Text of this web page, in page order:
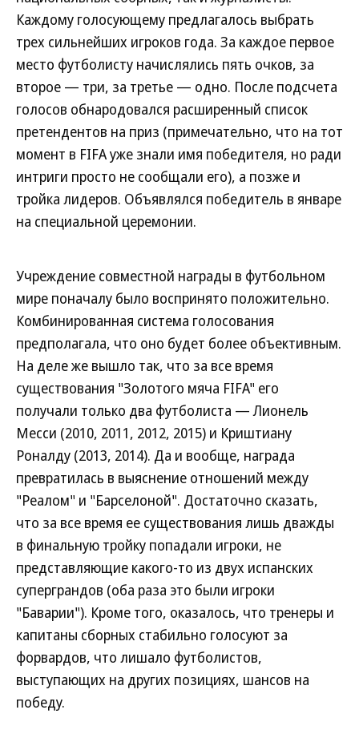
Каждому голосующему предлагалось выбрать
трех сильнейших игроков года. За каждое первое
место футболисту начислялись пять очков, за
второе — три, за третье — одно. После подсчета
голосов обнародовался расширенный список
претендентов на приз (примечательно, что на тот
момент в FIFA уже знали имя победителя, но ради
интриги просто не сообщали его), а позже и
тройка лидеров. Объявлялся победитель в январе
на специальной церемонии.
Учреждение совместной награды в футбольном
мире поначалу было воспринято положительно.
Комбинированная система голосования
предполагала, что оно будет более объективным.
На деле же вышло так, что за все время
существования "Золотого мяча FIFA" его
получали только два футболиста — Лионель
Месси (2010, 2011, 2012, 2015) и Криштиану
Роналду (2013, 2014). Да и вообще, награда
превратилась в выяснение отношений между
"Реалом" и "Барселоной". Достаточно сказать,
что за все время ее существования лишь дважды
в финальную тройку попадали игроки, не
представляющие какого-то из двух испанских
суперграндов (оба раза это были игроки
"Баварии"). Кроме того, оказалось, что тренеры и
капитаны сборных стабильно голосуют за
форвардов, что лишало футболистов,
выступающих на других позициях, шансов на
победу.